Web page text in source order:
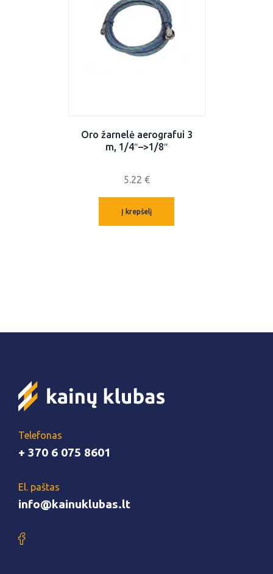
Oro žarnelė aerografui 3
m, 1/4″–>1/8″
5.22 €
Į krepšelį
Telefonas
+ 370 6 075 8601
El. paštas
info@kainuklubas.lt